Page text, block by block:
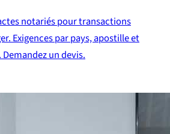
notariés pour transactions
Exigences par pays, apostille et
un devis.